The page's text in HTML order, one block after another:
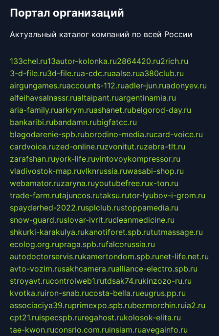
Портал организаций
Актуальный каталог компаний по всей России
133chel.ru13autor-kolonka.ru2864420.ru2rich.ru
3-d-file.ru3d-file.rua-cdc.ruaalse.rua380club.ru
airgungames.ruaccounts-112.ruadler-jun.ruadonyev.ru
alfeihavsalnassr.rualtaipant.ruargentinamia.ru
aria-family.ruarkrym.ruashanet.rubelgorod-day.ru
bankaribi.rubandamn.rubigfatcc.ru
blagodarenie-spb.ruborodino-media.rucard-voice.ru
cardvoice.ruzed-online.ruzvonitut.ruzebra-tlt.ru
zarafshan.ruyork-life.ruvintovoykompressor.ru
vladivostok-map.ruvlknrussia.ruwasabi-shop.ru
webamator.ruzaryna.ruyoutubefree.rux-ton.ru
trade-farm.rutajuncos.rutaksu.rutor-lyubov-i-grom.ru
spayderhed-2022.rusplclub.rustoppamedia.ru
snow-guard.ruslovar-ivrit.rucleanmedicine.ru
shkurki-karakulya.rukanotiforet.spb.rututmassage.ru
ecolog.org.rupraga.spb.rufalcorussia.ru
autodoctorservis.rukamertondom.spb.runet-life.net.ru
avto-vozim.rusakhcamera.rualliance-electro.spb.ru
stroyavt.rucontrolweb1.rutdsak74.rukinzozo-ru.ru
kvotka.ruiron-snab.rucosta-bella.rueugrus.pp.ru
associaciya39.ruprimexpo.spb.rubezmorchin.ruia2.ru
cpt21.ruispecspb.ruregahost.rukolosok-elita.ru
tae-kwon.ruconsrio.com.ruinsiam.ruavegainfo.ru